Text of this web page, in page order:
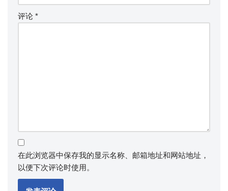
评论 *
在此浏览器中保存我的显示名称、邮箱地址和网站地址，
以便下次评论时使用。